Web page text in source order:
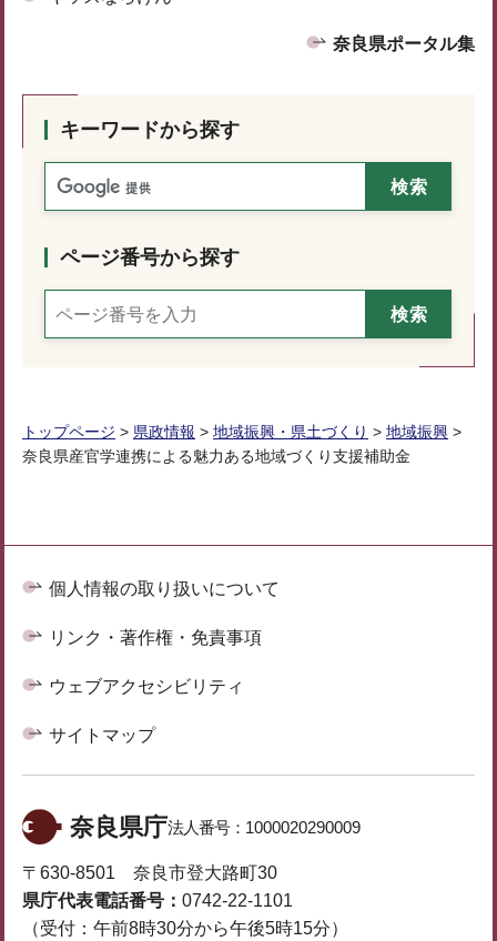
奈良県ポータル集
キーワードから探す
ページ番号から探す
トップページ > 県政情報 > 地域振興・県土づくり > 地域振興 >
奈良県産官学連携による魅力ある地域づくり支援補助金
個人情報の取り扱いについて
リンク・著作権・免責事項
ウェブアクセシビリティ
サイトマップ
奈良県庁法人番号： 1000020290009
〒630-8501 奈良市登大路町30
県庁代表電話番号： 0742-22-1101
（受付：午前8時30分から午後5時15分）